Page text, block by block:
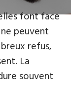
font face
peuvent
refus,
La
souvent